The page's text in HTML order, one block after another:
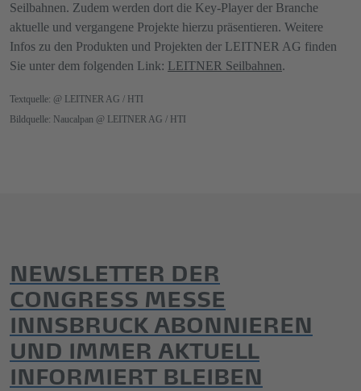
Seilbahnen. Zudem werden dort die Key-Player der Branche
aktuelle und vergangene Projekte hierzu präsentieren. Weitere
Infos zu den Produkten und Projekten der LEITNER AG finden
Sie unter dem folgenden Link: LEITNER Seilbahnen.
Textquelle: @ LEITNER AG / HTI
Bildquelle: Naucalpan @ LEITNER AG / HTI
NEWSLETTER DER
CONGRESS MESSE
INNSBRUCK ABONNIEREN
UND IMMER AKTUELL
INFORMIERT BLEIBEN